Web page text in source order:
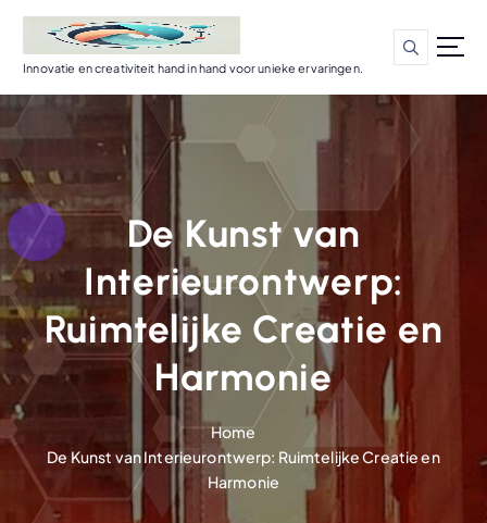
r
d
e
n
o
u
d
Innovatie en creativiteit hand in hand voor unieke ervaringen.
De Kunst van
Interieurontwerp:
Ruimtelijke Creatie en
Harmonie
Home
De Kunst van Interieurontwerp: Ruimtelijke Creatie en
Harmonie